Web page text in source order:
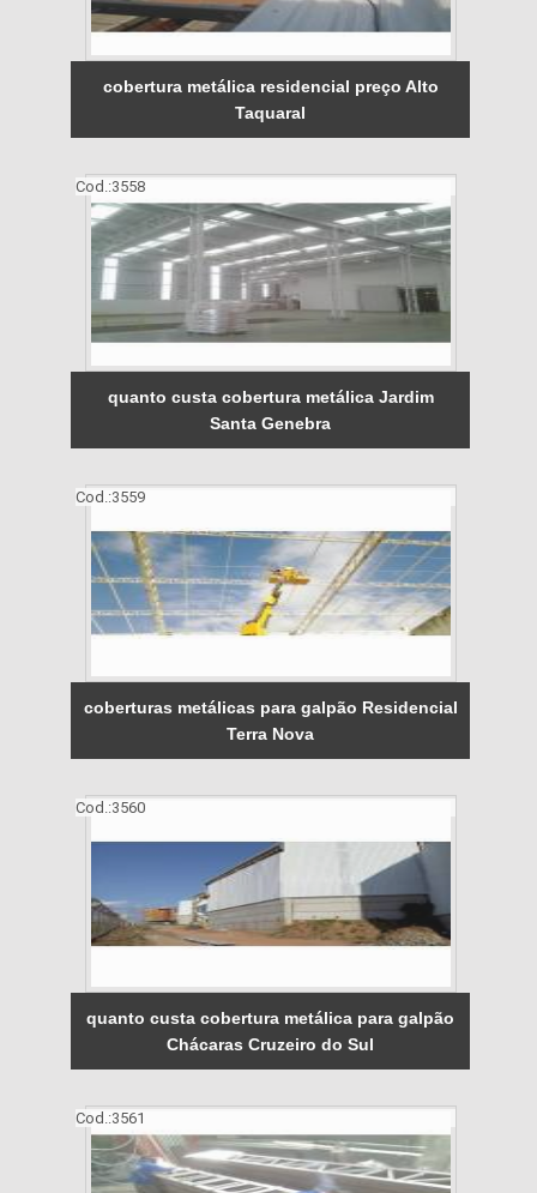
cobertura metálica residencial preço Alto
Taquaral
Cod.:3558
quanto custa cobertura metálica Jardim
Santa Genebra
Cod.:3559
coberturas metálicas para galpão Residencial
Terra Nova
Cod.:3560
quanto custa cobertura metálica para galpão
Chácaras Cruzeiro do Sul
Cod.:3561